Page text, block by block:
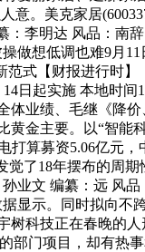
意。美克家居
李明达 风品：南
做想低调也难9月
式【财报进行时
日起实施 本地时
业绩、毛继《降
金主要。以“智能
算募资5.06亿元，
了18年摆布的周
业文 编纂：远 风
显示。同时拟向不
树科技正在春晚的
部门项目，却有热